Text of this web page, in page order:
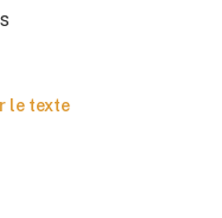
le texte